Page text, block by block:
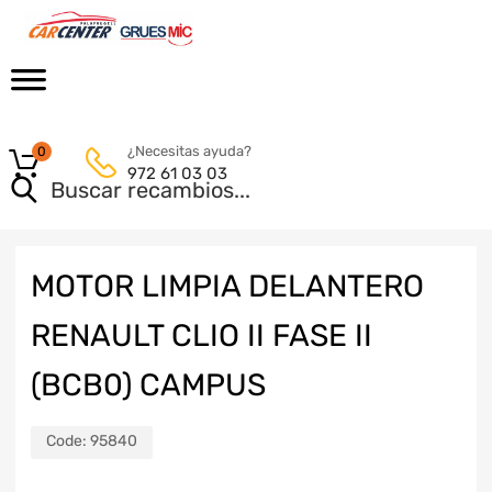
¿Necesitas ayuda?
972 61 03 03
0
MOTOR LIMPIA DELANTERO
RENAULT CLIO II FASE II
(BCB0) CAMPUS
Code: 95840